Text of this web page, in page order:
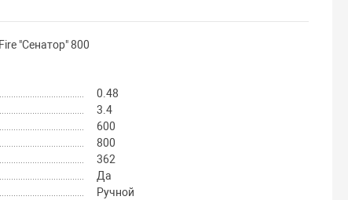
"Сенатор" 800
0.48
3.4
600
800
362
Да
Ручной